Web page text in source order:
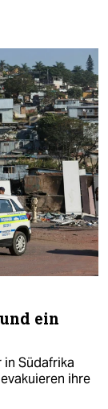
ein
Südafrika
ihre